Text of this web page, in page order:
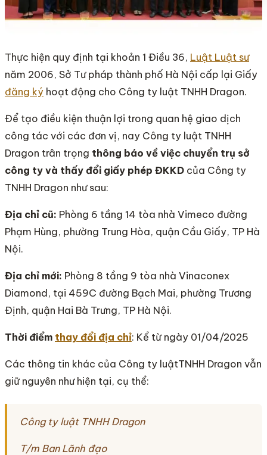
Thực hiện quy định tại khoản 1 Điều 36, Luật Luật sư
năm 2006, Sở Tư pháp thành phố Hà Nội cấp lại Giấy
đăng ký hoạt động cho Công ty luật TNHH Dragon.
Để tạo điều kiện thuận lợi trong quan hệ giao dịch
công tác với các đơn vị, nay Công ty luật TNHH
Dragon trân trọng thông báo về việc chuyển trụ sở
công ty và thấy đổi giấy phép ĐKKD của Công ty
TNHH Dragon như sau:
Địa chỉ cũ: Phòng 6 tầng 14 tòa nhà Vimeco đường
Phạm Hùng, phường Trung Hòa, quận Cầu Giấy, TP Hà
Nội.
Địa chỉ mới: Phòng 8 tầng 9 tòa nhà Vinaconex
Diamond, tại 459C đường Bạch Mai, phường Trương
Định, quận Hai Bà Trưng, TP Hà Nội.
Thời điểm thay đổi địa chỉ: Kể từ ngày 01/04/2025
Các thông tin khác của Công ty luậtTNHH Dragon vẫn
giữ nguyên như hiện tại, cụ thể:
Công ty luật TNHH Dragon
T/m Ban Lãnh đạo